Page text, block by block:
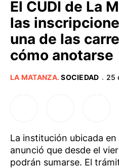
BUENOS AIRES
PROVINCIAS
El CUDI de La
las
una de las
cómo anotarse
LA MATANZA.SOCIEDAD · 25
La institución ubicada
anunció que desde el
podrán sumarse. El